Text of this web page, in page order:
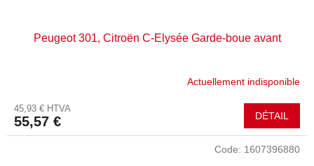
Peugeot 301, Citroën C-Elysée Garde-boue avant
Actuellement indisponible
45,93 € HTVA
55,57 € DÉTAIL
Code: 1607396880